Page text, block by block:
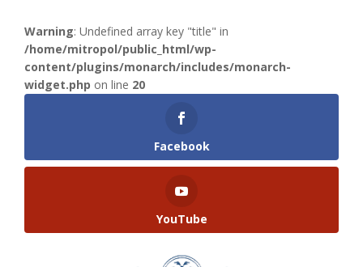
Warning: Undefined array key "title" in
/home/mitropol/public_html/wp-
content/plugins/monarch/includes/monarch-
widget.php on line 20
Facebook
YouTube